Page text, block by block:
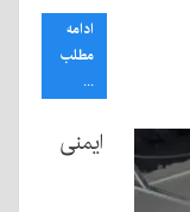
ادامه
مطلب
...
ایمنی